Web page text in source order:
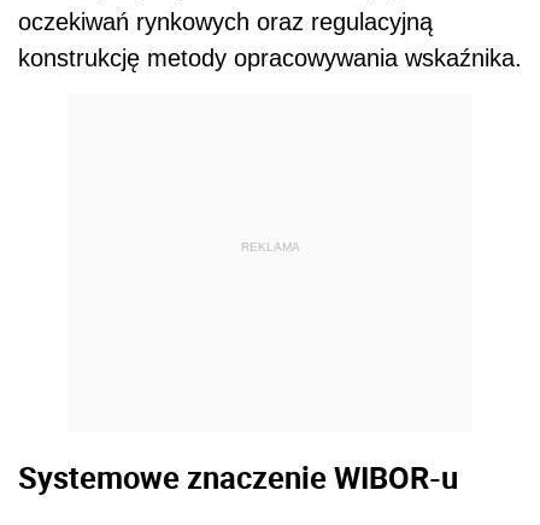
oczekiwań rynkowych oraz regulacyjną
konstrukcję metody opracowywania wskaźnika.
REKLAMA
Systemowe znaczenie WIBOR-u